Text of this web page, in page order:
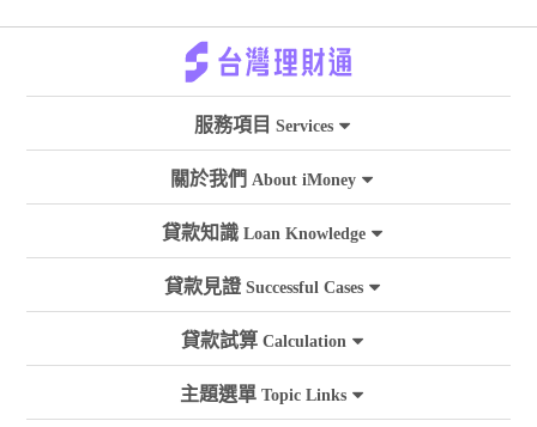
服務項目 Services
關於我們 About iMoney
貸款知識 Loan Knowledge
貸款見證 Successful Cases
貸款試算 Calculation
主題選單 Topic Links